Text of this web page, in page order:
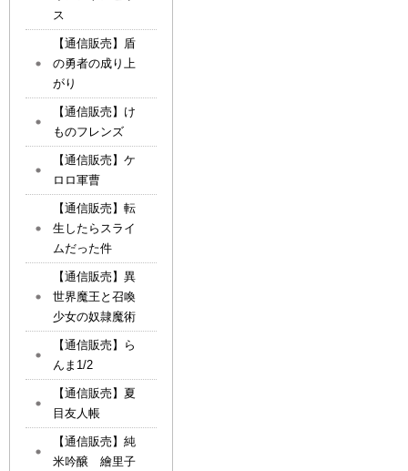
ス
【通信販売】盾
の勇者の成り上
がり
【通信販売】け
ものフレンズ
【通信販売】ケ
ロロ軍曹
【通信販売】転
生したらスライ
ムだった件
【通信販売】異
世界魔王と召喚
少女の奴隷魔術
【通信販売】ら
んま1/2
【通信販売】夏
目友人帳
【通信販売】純
米吟醸 繪里子